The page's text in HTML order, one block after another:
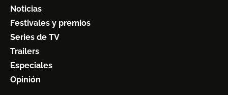
Noticias
Festivales y premios
Series de TV
Trailers
Especiales
Opinión